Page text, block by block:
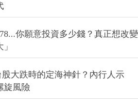
你願意投資多少錢？真正想改變
大跌時的定海神針？內行人示
旋風險